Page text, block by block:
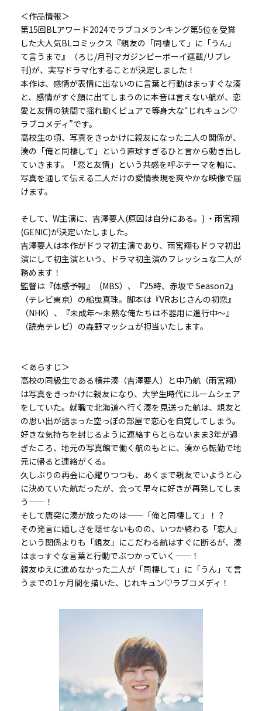
＜作品情報＞
第15回BLアワード2024でラブコメランキング第5位を受賞
した大人気BLコミックス『親友の「同棲して」に「うん」
て言うまで』（ろじ/月刊マガジンビーボーイ連載/リブレ
刊)が、実写ドラマ化することが決定しました！
本作は、感情が表情に出ないのに言葉と行動はまっすぐな湊
と、感情がすぐ顔に出てしまうのに本音は言えない航が、恋
愛と友情の狭間で揺れ動くピュアで等身大な“じれキュン♡
ラブコメディ”です。
高校生の頃、写真をきっかけに親友になった二人の関係が、
湊の「俺と同棲して」という直球すぎるひと言から動き出し
ていきます。「恋と友情」という共感を呼ぶテーマを軸に、
写真を通して伝える二人だけの愛情表現を爽やかな映像で届
けます。
そして、W主演に、吉澤要人(原因は自分にある。) ・雨宮翔
(GENIC)が決定いたしました。
吉澤要人は本作がドラマ初主演であり、雨宮翔もドラマ初出
演にして初主演という、ドラマ初主演のフレッシュな二人が
務めます！
監督は『体感予報』（MBS）、『25時、赤坂で Season2』
（テレビ東京）の船曳真珠。脚本は『VRおじさんの初恋』
（NHK）、『未成年～未熟な俺たちは不器用に進行中～』
（読売テレビ）の森野マッシュが担当いたします。
＜あらすじ＞
高校の同級生である横井湊（吉澤要人）と中乃航（雨宮翔）
は写真をきっかけに親友になり、大学生時代にルームシェア
をしていた。就職で北海道へ行く湊を見送った航は、親友と
の思い出が詰まった空っぽの部屋で恋心を自覚してしまう。
好きな気持ちを封じるように連絡すらとらないまま3年が過
ぎたころ、地元の写真館で働く航のもとに、湊から転勤で地
元に帰ると連絡がくる。
久しぶりの再会に心躍りつつも、あくまで親友でいようと心
に決めていた航だったが、会って早々に好きが再発してしま
う——！
そして唐突に湊が放ったのは——「俺と同棲して」！？
その発言に嬉しさを隠せないものの、いつか終わる「恋人」
という関係よりも「親友」にこだわる航はすぐに断るが、湊
はまっすぐな言葉と行動でぶつかっていく——！
親友ゆえに進めなかった二人が「同棲して」に「うん」て言
うまでの1ヶ月間を描いた、じれキュン♡ラブコメディ！